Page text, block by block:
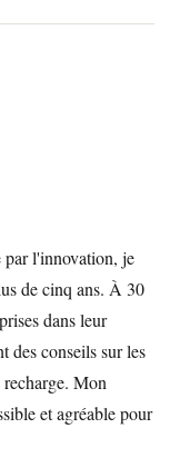
par l'innovation, je
de cinq ans. À 30
dans leur
des conseils sur les
Mon
et agréable pour